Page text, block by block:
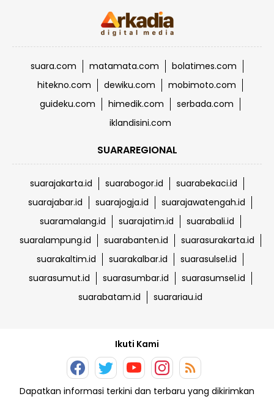
suara.com matamata.com
bolatimes.com
hitekno.com
dewiku.com
mobimoto.com
guideku.com
himedik.com
serbada.com
iklandisini.com
SUARAREGIONAL
suarajakarta.id suarabogor.id
suarabekaci.id
suarajabar.id
suarajogja.id
suarajawatengah.id
suaramalang.id
suarajatim.id
suarabali.id
suaralampung.id
suarabanten.id
suarasurakarta.id
suarakaltim.id
suarakalbar.id
suarasulsel.id
suarasumut.id
suarasumbar.id
suarasumsel.id
suarabatam.id
suarariau.id
Ikuti Kami
Dapatkan informasi terkini dan terbaru yang dikirimkan